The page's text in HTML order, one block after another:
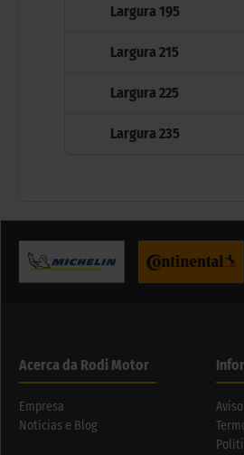
Largura 195
Largura 215
Largura 225
Largura 235
Acerca da Rodi Motor
Empresa
Notícias e Blog